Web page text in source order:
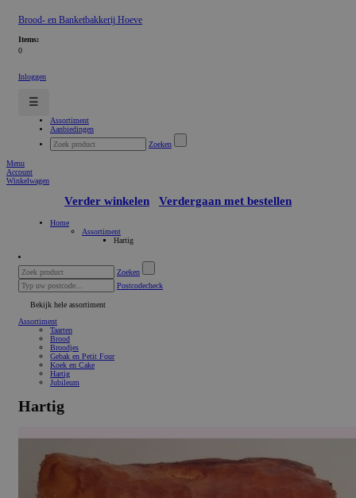
Brood- en Banketbakkerij Hoeve
Items:
0
Inloggen
☰
Assortiment
Aanbiedingen
Zoeken
Menu
Account
Winkelwagen
Verder winkelen Verdergaan met bestellen
Home
Assortiment
Hartig
Zoeken
Postcodecheck
Bekijk hele assortiment
Assortiment
Taarten
Brood
Broodjes
Gebak en Petit Four
Koek en Cake
Hartig
Jubileum
Hartig